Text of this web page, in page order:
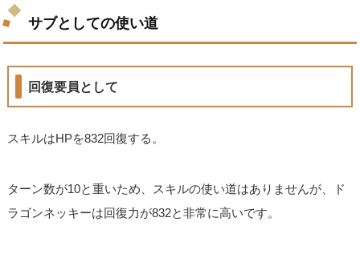
サブとしての使い道
回復要員として
スキルはHPを832回復する。
ターン数が10と重いため、スキルの使い道はありませんが、ド
ラゴンネッキーは回復力が832と非常に高いです。